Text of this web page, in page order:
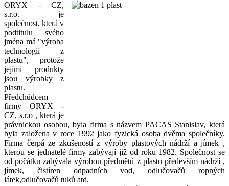
ORYX - CZ,
s.r.o. je
společnost, která v
podtitulu svého
jména má "výroba
technologií z
plastu", protože
jejími produkty
jsou výrobky z
plastu.
Předchůdcem
firmy ORYX -
CZ, s.r.o , která je
právnickou osobou, byla firma s názvem PACAS Stanislav, která
byla založena v roce 1992 jako fyzická osoba dvěma společníky.
Firma čerpá ze zkušeností z výroby plastových nádrží a jímek ,
kterou se jednatelé firmy zabývají již od roku 1982. Společnost se
od počátku zabývala výrobou předmětů z plastu především nádrží ,
jímek, čistíren odpadních vod, odlučovačů ropných
látek,odlučovačů tuků atd.